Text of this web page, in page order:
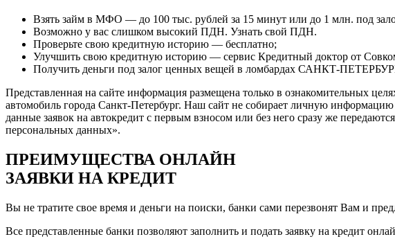
Взять займ в МФО — до 100 тыс. рублей за 15 минут или до 1 млн. под
Возможно у вас слишком высокий ПДН. Узнать свой ПДН.
Проверьте свою кредитную историю — бесплатно;
Улучшить свою кредитную историю — сервис Кредитный доктор от
Получить деньги под залог ценных вещей в ломбардах САНКТ-
Представленная на сайте информация размещена только в ознакомительных
автомобиль города Санкт-Петербург. Наш сайт не собирает личную
данные заявок на автокредит с первым взносом или без него сразу же
персональных данных».
ПРЕИМУЩЕСТВА ОНЛАЙН
ЗАЯВКИ НА КРЕДИТ
Вы не тратите свое время и деньги на поиски, банки сами перезвонят Вам и
Все представленные банки позволяют заполнить и подать заявку на кредит